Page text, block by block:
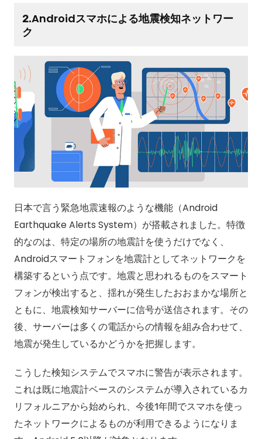
2.Androidスマホによる地震検知ネットワー
ク
日本で言う緊急地震速報のような機能（Android
Earthquake Alerts System）が搭載されました。特徴
的なのは、特定の場所の地震計を使うだけでなく、
Androidスマートフォンを地震計としてネットワークを
構築するという点です。地震と思われるものをスマート
フォンが検出すると、揺れが発生したおおまかな場所と
ともに、地震検知サーバーに信号が送信されます。その
後、サーバーは多くの電話からの情報を組み合わせて、
地震が発生しているかどうかを把握します。
こうした検知システムでスマホに警告が表示されます。
これは既に地震計ベースのシステムが導入されているカ
リフォルニアから始められ、今後1年間でスマホを使っ
たネットワークによるものが利用できるようになりま